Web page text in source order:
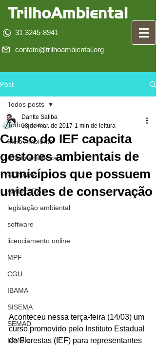
31 3245-8941
contato@trilhoambiental.org
Post
Todos posts
Meio Ambiente
direito ambiental
CONAMA
AMBIENTAL
legislação ambiental
software
licenciamento online
MPF
CGU
IBAMA
SISEMA
SEMAD
ICMBio
Todos posts
Curso do IEF capacita
gestores ambientais de
municípios que possuem
unidades de conservação
Dantte Saliba
18 de mar. de 2017 1 min de leitura
Aconteceu nessa terça-feira (14/03) um
curso promovido pelo Instituto Estadual
de Florestas (IEF) para representantes